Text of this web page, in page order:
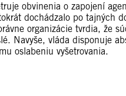
obvinenia o zapojení
dochádzalo po tajných
organizácie tvrdia, že
Navyše, vláda disponuje
oslabeniu vyšetrovania.